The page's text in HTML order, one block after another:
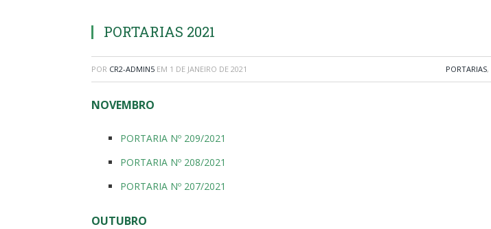
PORTARIAS 2021
POR CR2-ADMIN5 EM 1 DE JANEIRO DE 2021 PORTARIAS,
NOVEMBRO
PORTARIA Nº 209/2021
PORTARIA Nº 208/2021
PORTARIA Nº 207/2021
OUTUBRO